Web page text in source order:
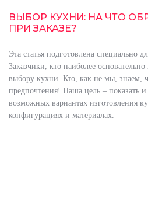
ВЫБОР КУХНИ: НА ЧТО
ПРИ ЗАКАЗЕ?
Эта статья подготовлена специально
Заказчики, кто наиболее
выбору кухни. Кто, как не мы, знаем,
предпочтения! Наша цель – показать и
возможных вариантах изготовления
конфигурациях и материалах.